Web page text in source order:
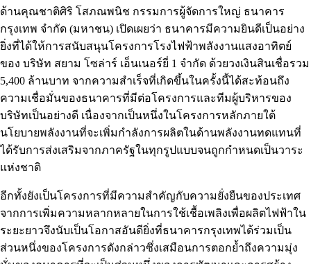
ด้านคุณชาติศิริ โสภณพนิช กรรมการผู้จัดการใหญ่ ธนาคาร
กรุงเทพ จำกัด (มหาชน) เปิดเผยว่า ธนาคารมีความยินดีเป็นอย่าง
ยิ่งที่ได้ให้การสนับสนุนโครงการโรงไฟฟ้าพลังงานแสงอาทิตย์
ของ บริษัท สยาม โซล่าร์ เอ็นเนอร์ยี่ 1 จำกัด ด้วยวงเงินสินเชื่อรวม
5,400 ล้านบาท จากความสำเร็จที่เกิดขึ้นในครั้งนี้ได้สะท้อนถึง
ความเชื่อมั่นของธนาคารที่มีต่อโครงการและทีมผู้บริหารของ
บริษัทเป็นอย่างดี เนื่องจากเป็นหนึ่งในโครงการหลักภายใต้
นโยบายพลังงานที่จะเพิ่มกำลังการผลิตในด้านพลังงานทดแทนที่
ได้รับการส่งเสริมจากภาครัฐในทุกรูปแบบจนถูกกำหนดเป็นวาระ
แห่งชาติ
อีกทั้งยังเป็นโครงการที่มีความสำคัญกับความยั่งยืนของประเทศ
จากการเพิ่มความหลากหลายในการใช้เชื้อเพลิงเพื่อผลิตไฟฟ้าใน
ระยะยาวจึงนับเป็นโอกาสอันดียิ่งที่ธนาคารกรุงเทพได้ร่วมเป็น
ส่วนหนึ่งของโครงการดังกล่าวซึ่งเสมือนการตอกย้ำถึงความมุ่ง